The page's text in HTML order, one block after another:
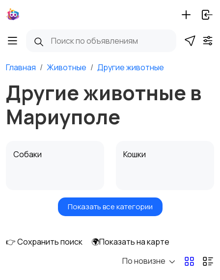
Главная Животные Другие животные
Другие животные в
Мариуполе
Собаки Кошки
Грызуны
С/х животные
Показать все категории
👉 Сохранить поиск
🌍Показать на карте
По новизне